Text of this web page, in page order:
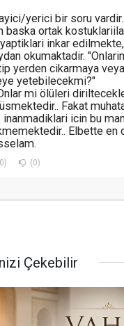
yerici bir soru
baska ortak
inkar
okumaktadir.
yerden cikarmaya
yetebilecekmi?"
mi ölüleri
Fakat
icin bu
Elbette en
(0)
Çekebilir